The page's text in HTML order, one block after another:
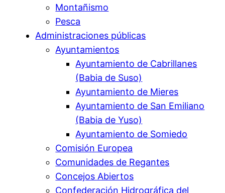
Montañismo
Pesca
Administraciones públicas
Ayuntamientos
Ayuntamiento de Cabrillanes
(Babia de Suso)
Ayuntamiento de Mieres
Ayuntamiento de San Emiliano
(Babia de Yuso)
Ayuntamiento de Somiedo
Comisión Europea
Comunidades de Regantes
Concejos Abiertos
Confederación Hidrográfica del